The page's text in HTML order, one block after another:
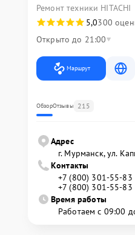
Ремонт техники HITACHI
5,0300
Открыто до 21:00
Маршрут
ОбзорОтзывы 215
Адрес
г. Мурманск, ул.
Контакты
+7 (800) 301-55-83
+7 (800) 301-55-83
Время работы
Работаем с 09:00